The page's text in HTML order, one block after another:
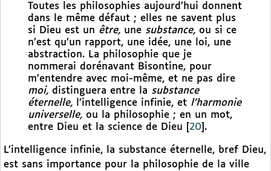
Toutes les philosophies aujourd’hui donnent
dans le même défaut ; elles ne savent plus
si Dieu est un être, une substance, ou si ce
n’est qu’un rapport, une idée, une loi, une
abstraction. La philosophie que je
nommerai dorénavant Bisontine, pour
m’entendre avec moi-même, et ne pas dire
moi, distinguera entre la substance
éternelle, l’intelligence infinie, et l’harmonie
universelle, ou la philosophie ; en un mot,
entre Dieu et la science de Dieu
20 .
L’intelligence infinie, la substance éternelle, bref Dieu,
est sans importance pour la philosophie de la ville